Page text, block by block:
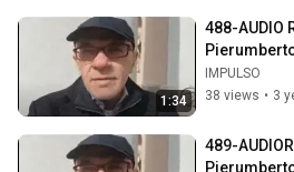
1:34
488-AUDIO
IMPULSO
38 views • 3
489-